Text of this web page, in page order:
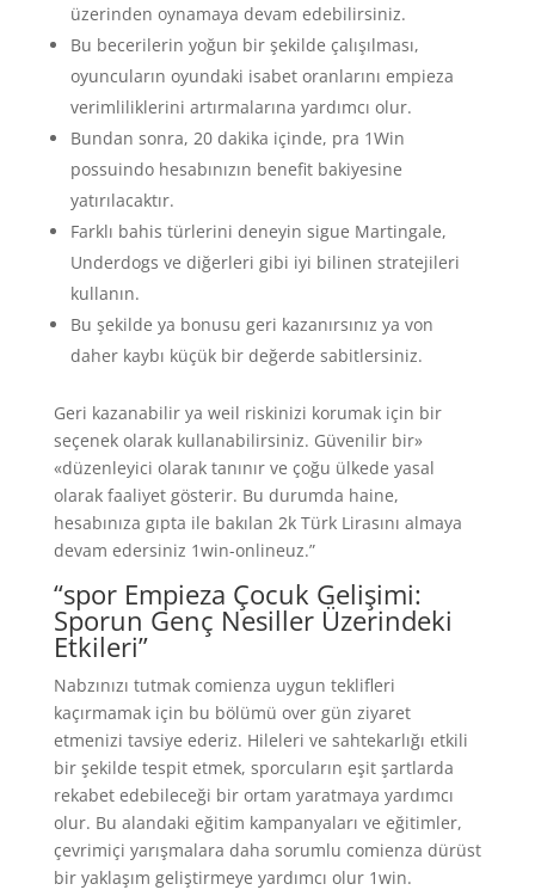
üzerinden oynamaya devam edebilirsiniz.
Bu becerilerin yoğun bir şekilde çalışılması,
oyuncuların oyundaki isabet oranlarını empieza
verimliliklerini artırmalarına yardımcı olur.
Bundan sonra, 20 dakika içinde, pra 1Win
possuindo hesabınızın benefit bakiyesine
yatırılacaktır.
Farklı bahis türlerini deneyin sigue Martingale,
Underdogs ve diğerleri gibi iyi bilinen stratejileri
kullanın.
Bu şekilde ya bonusu geri kazanırsınız ya von
daher kaybı küçük bir değerde sabitlersiniz.
Geri kazanabilir ya weil riskinizi korumak için bir
seçenek olarak kullanabilirsiniz. Güvenilir bir»
«düzenleyici olarak tanınır ve çoğu ülkede yasal
olarak faaliyet gösterir. Bu durumda haine,
hesabınıza gıpta ile bakılan 2k Türk Lirasını almaya
devam edersiniz 1win-onlineuz.”
“spor Empieza Çocuk Gelişimi:
Sporun Genç Nesiller Üzerindeki
Etkileri”
Nabzınızı tutmak comienza uygun teklifleri
kaçırmamak için bu bölümü over gün ziyaret
etmenizi tavsiye ederiz. Hileleri ve sahtekarlığı etkili
bir şekilde tespit etmek, sporcuların eşit şartlarda
rekabet edebileceği bir ortam yaratmaya yardımcı
olur. Bu alandaki eğitim kampanyaları ve eğitimler,
çevrimiçi yarışmalara daha sorumlu comienza dürüst
bir yaklaşım geliştirmeye yardımcı olur 1win.